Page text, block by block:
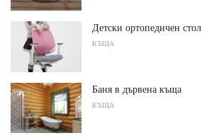
Детски ортопедичен стол
КЪЩА
Баня в дървена къща
КЪЩА